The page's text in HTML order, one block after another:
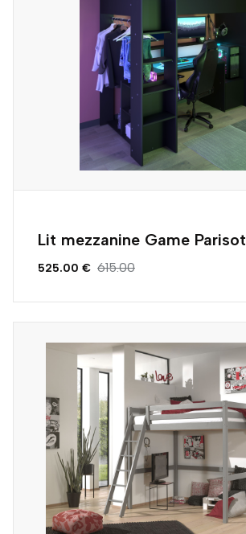
Lit mezzanine Game Parisot
525.00 € 615.00